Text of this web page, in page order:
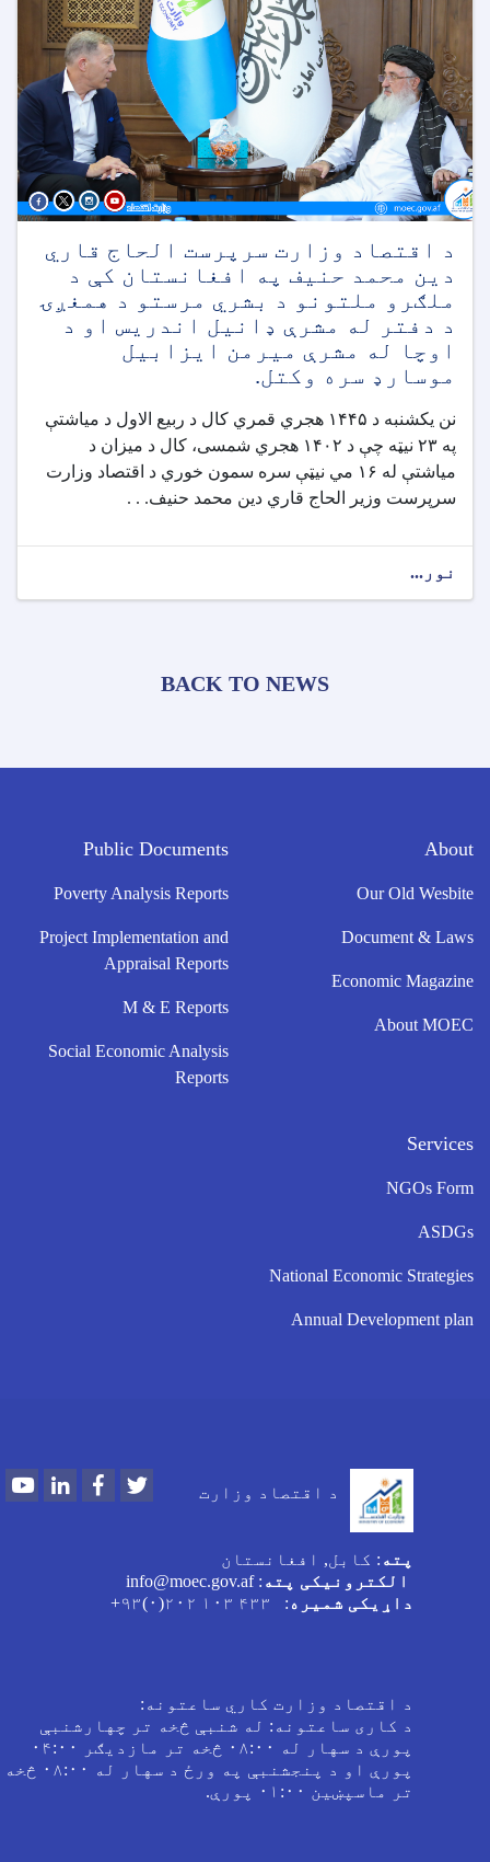
د اقتصاد وزارت سرپرست الحاج قاري
دین محمد حنیف په افغانستان کې د
ملګرو ملتونو د بشري مرستو د همغږۍ
د دفتر له مشرې ډانیل اندریس او د
اوچا له مشرې میرمن ایزابیل
موسارډ سره وکتل.
نن یکشنبه د ۱۴۴۵ هجري قمري کال د ربیع الاول د میاشتې
په ۲۳ نیټه چې د ۱۴۰۲ هجري شمسی، کال د میزان د
میاشتې له ۱۶ مي نیټې سره سمون خوري د اقتصاد وزارت
سرپرست وزیر الحاج قاري دین محمد حنیف. . .
نور...
BACK TO NEWS
About
Our Old Wesbite
Document & Laws
Economic Magazine
About MOEC
Public Documents
Poverty Analysis Reports
Project Implementation and
Appraisal Reports
M & E Reports
Social Economic Analysis
Reports
Services
NGOs Form
ASDGs
National Economic Strategies
Annual Development plan
د اقتصاد وزارت
YoutubeLinkedInFacebook
پته : کابل, افغانستان
الکترونیکی پته : info@moec.gov.af
داړیکی شمیره : ۴۳۳ ۱۰۳ ۲۰۲(۰)۹۳+
د اقتصاد وزارت کاري ساعتونه:
د کاری ساعتونه: له شنبې څخه تر چهارشنبې
پورې د سهار له ۰۸:۰۰ څخه تر مازدیګر ۰۴:۰۰
پورې او د پنجشنبې په ورځ د سهار له ۰۸:۰۰ څخه
تر ماسپښین ۰۱:۰۰ پورې.